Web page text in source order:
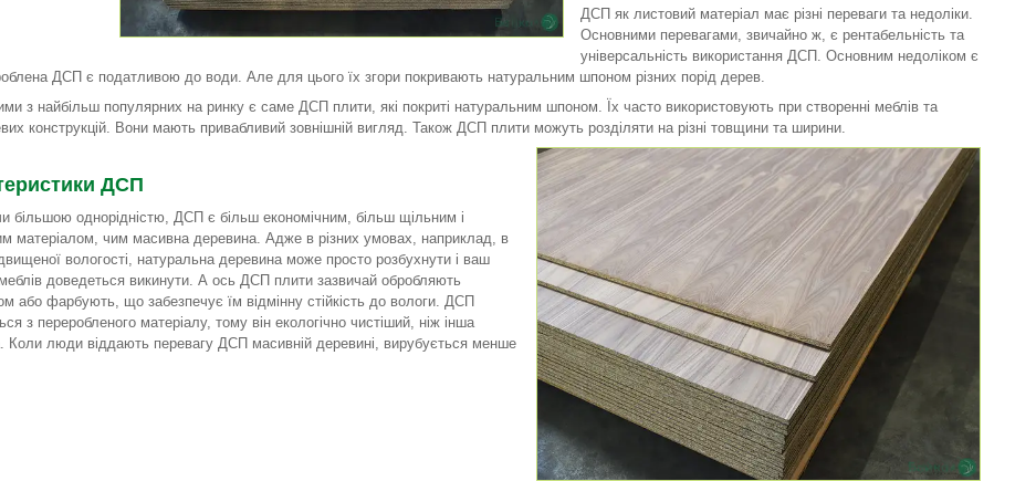
ДСП як листовий матеріал має різні переваги та недоліки.
Основними перевагами, звичайно ж, є рентабельність та
універсальність використання ДСП. Основним недоліком є
ДСП є податливою до води. Але для цього їх згори покривають натуральним шпоном різних порід дерев.
з найбільш популярних на ринку є саме ДСП плити, які покриті натуральним шпоном. Їх часто використовують при створенні меблів та
конструкцій. Вони мають привабливий зовнішній вигляд. Також ДСП плити можуть розділяти на різні товщини та ширини.
ДСП
більшою однорідністю, ДСП є більш економічним, більш щільним і
матеріалом, чим масивна деревина. Адже в різних умовах, наприклад, в
вологості, натуральна деревина може просто розбухнути і ваш
доведеться викинути. А ось ДСП плити зазвичай обробляють
або фарбують, що забезпечує їм відмінну стійкість до вологи. ДСП
з переробленого матеріалу, тому він екологічно чистіший, ніж інша
Коли люди віддають перевагу ДСП масивній деревині, вирубується менше